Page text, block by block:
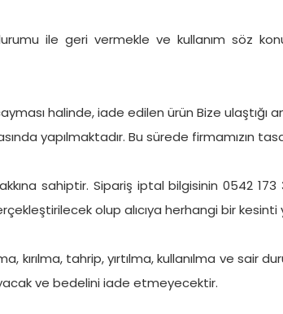
ile geri vermekle ve kullanım söz
halinde, iade edilen ürün Bize
yapılmaktadır. Bu sürede firmamızın
sahiptir. Sipariş iptal bilgisinin 0542
olup alıcıya herhangi bir kesinti
kırılma, tahrip, yırtılma, kullanılma ve
ve bedelini iade etmeyecektir.